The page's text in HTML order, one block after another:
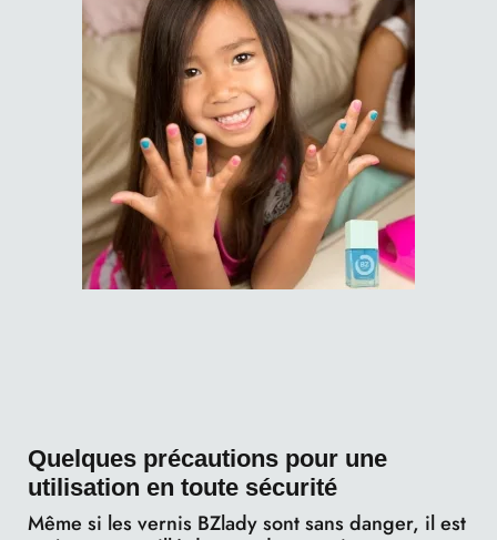
Quelques précautions pour une
utilisation en toute sécurité
Même si les vernis BZlady sont sans danger, il est